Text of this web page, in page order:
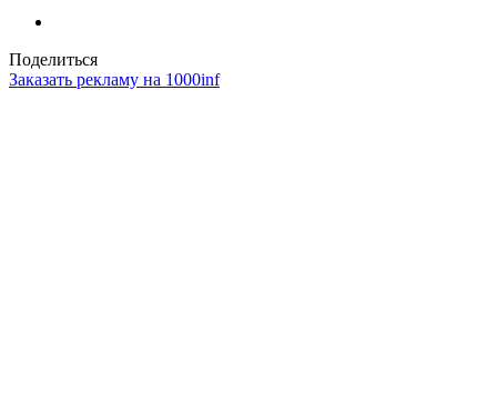
Поделиться
Заказать рекламу на 1000inf